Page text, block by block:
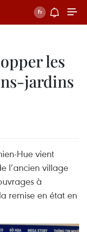
les
jardins
Hue vient
l’ancien village
à
remise en état en